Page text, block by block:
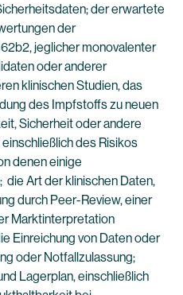
der erwartete
der
jeglicher monovalenter
oder anderer
klinischen Studien, das
des Impfstoffs zu neuen
Sicherheit oder andere
des Risikos
denen einige
Art der klinischen Daten,
durch Peer-Review, einer
Marktinterpretation
Einreichung von Daten oder
oder Notfallzulassung;
Lagerplan, einschließlich